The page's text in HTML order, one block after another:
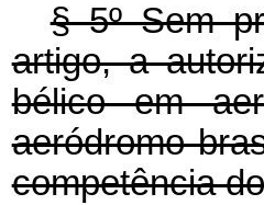
§ 5º Sem
artigo, a
bélico em
aeródromo
competência